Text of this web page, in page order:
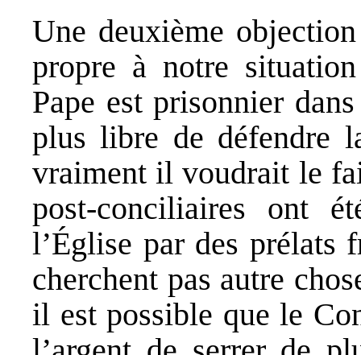
Une deuxième
propre à notre
Pape est prisonnier
plus libre de défendre
vraiment il voudrait le
post-conciliaires ont
l’Église par des prélats
cherchent pas autre
il est possible que le